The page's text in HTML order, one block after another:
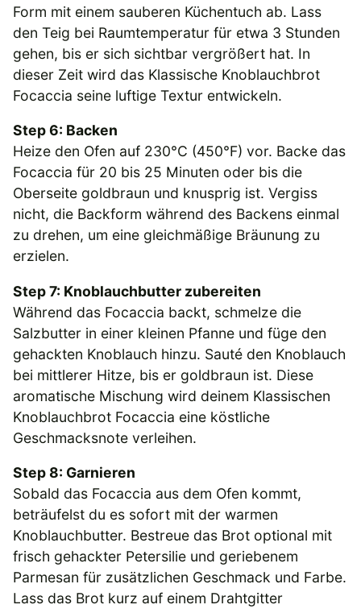
Form mit einem sauberen Küchentuch ab. Lass
den Teig bei Raumtemperatur für etwa 3 Stunden
gehen, bis er sich sichtbar vergrößert hat. In
dieser Zeit wird das Klassische Knoblauchbrot
Focaccia seine luftige Textur entwickeln.
Step 6: Backen
Heize den Ofen auf 230°C (450°F) vor. Backe das
Focaccia für 20 bis 25 Minuten oder bis die
Oberseite goldbraun und knusprig ist. Vergiss
nicht, die Backform während des Backens einmal
zu drehen, um eine gleichmäßige Bräunung zu
erzielen.
Step 7: Knoblauchbutter zubereiten
Während das Focaccia backt, schmelze die
Salzbutter in einer kleinen Pfanne und füge den
gehackten Knoblauch hinzu. Sauté den Knoblauch
bei mittlerer Hitze, bis er goldbraun ist. Diese
aromatische Mischung wird deinem Klassischen
Knoblauchbrot Focaccia eine köstliche
Geschmacksnote verleihen.
Step 8: Garnieren
Sobald das Focaccia aus dem Ofen kommt,
beträufelst du es sofort mit der warmen
Knoblauchbutter. Bestreue das Brot optional mit
frisch gehackter Petersilie und geriebenem
Parmesan für zusätzlichen Geschmack und Farbe.
Lass das Brot kurz auf einem Drahtgitter